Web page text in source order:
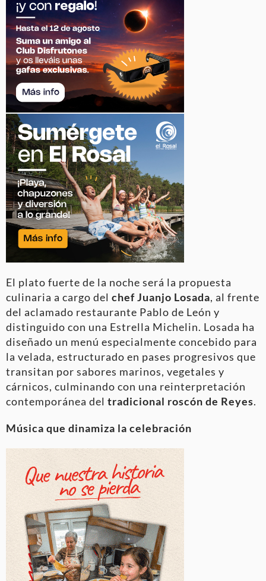
El plato fuerte de la noche será la propuesta
culinaria a cargo del chef Juanjo Losada, al frente
del aclamado restaurante Pablo de León y
distinguido con una Estrella Michelin. Losada ha
diseñado un menú especialmente concebido para
la velada, estructurado en pases progresivos que
transitan por sabores marinos, vegetales y
cárnicos, culminando con una reinterpretación
contemporánea del tradicional roscón de Reyes.
Música que dinamiza la celebración